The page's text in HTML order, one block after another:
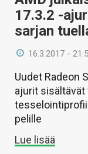
17.3.2 -
sarjan
16.3.2017 -
Uudet Radeon
ajurit
pelille
Lue lisää